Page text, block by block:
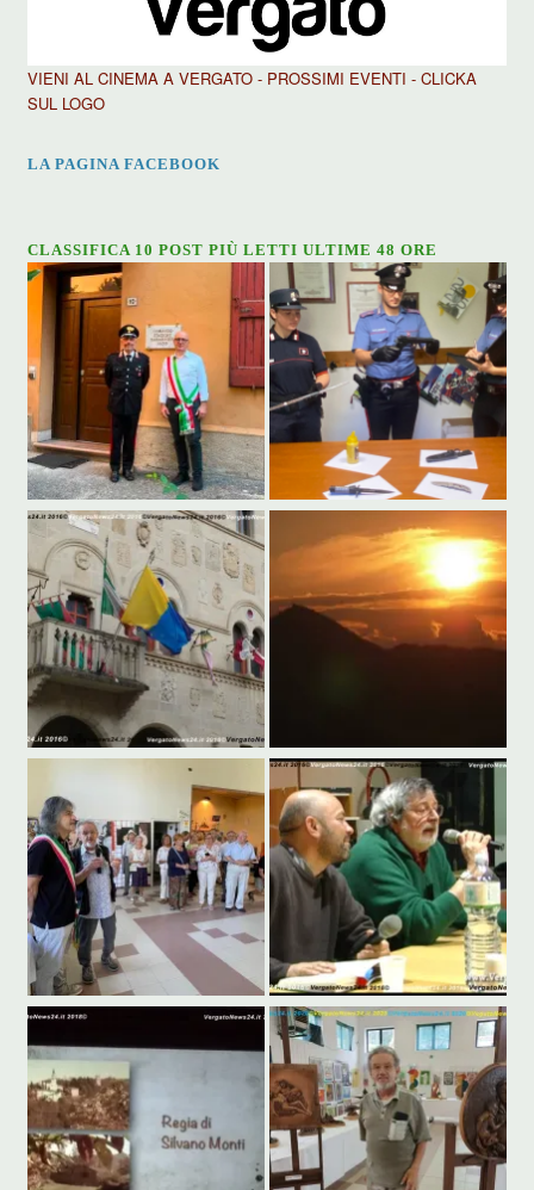
VIENI AL CINEMA A VERGATO - PROSSIMI EVENTI - CLICKA
SUL LOGO
LA PAGINA FACEBOOK
CLASSIFICA 10 POST PIÙ LETTI ULTIME 48 ORE